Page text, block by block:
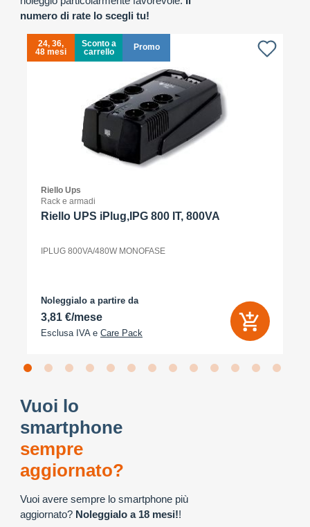
numero di rate lo scegli tu!
24, 36,
48 mesi
Sconto a
carrello
Promo
Riello Ups
Rack e armadi
Riello UPS iPlug,IPG 800 IT, 800VA
IPLUG 800VA/480W MONOFASE
Noleggialo a partire da
3,81 €/mese
Esclusa IVA e Care Pack
Vuoi lo
smartphone
sempre
aggiornato?
Vuoi avere sempre lo smartphone più
aggiornato? Noleggialo a 18 mesi!!